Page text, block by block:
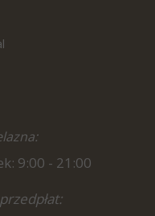
9:00 - 21:00